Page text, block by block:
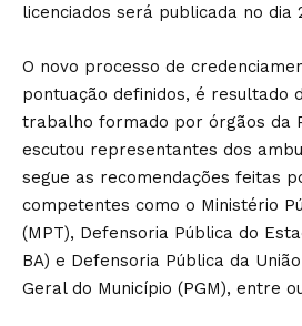
licenciados será publicada no dia
O novo processo de
pontuação definidos, é resultado
trabalho formado por órgãos da
escutou representantes dos
segue as recomendações feitas
competentes como o Ministério
(MPT), Defensoria Pública do
BA) e Defensoria Pública da
Geral do Município (PGM), entre